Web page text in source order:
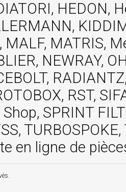
HEDON,
MALF, MATRIS,
NEWRAY,
RST,
SPRINT
en ligne de